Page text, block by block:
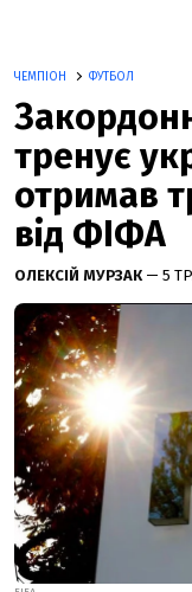
ЧЕМПІОН ФУТБОЛ
тренує
отримав
від ФІФА
ОЛЕКСІЙ МУРЗАК — 5